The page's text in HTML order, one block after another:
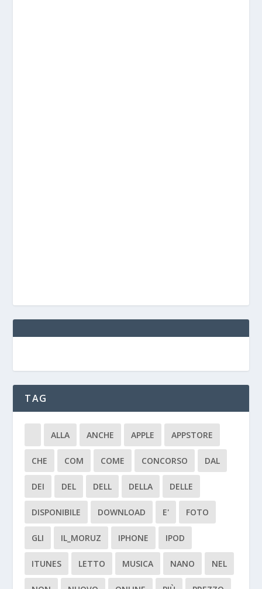
TAG
ALLA ANCHE APPLE APPSTORE
CHE COM COME CONCORSO DAL
DEI DEL DELL DELLA DELLE
DISPONIBILE DOWNLOAD E' FOTO
GLI IL_MORUZ IPHONE IPOD
ITUNES LETTO MUSICA NANO NEL